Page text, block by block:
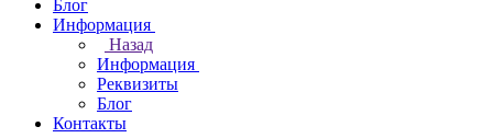
Блог
Информация
Назад
Информация
Реквизиты
Блог
Контакты